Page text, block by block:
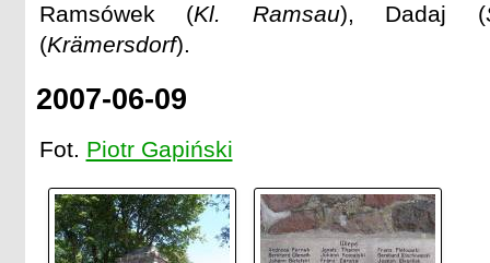
Ramsówek (Kl. Ramsau), Dadaj (
(Krämersdorf).
2007-06-09
Fot. Piotr Gapiński